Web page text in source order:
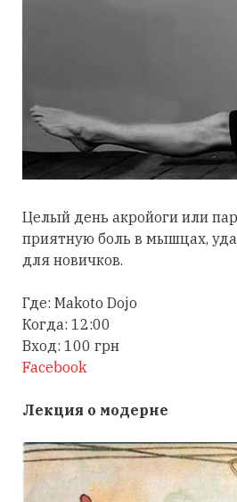
Целый день акройоги или
приятную боль в мышцах,
для новичков.
Где: Makoto Dojo
Когда: 12:00
Вход: 100 грн
Facebook
Лекция о модерне